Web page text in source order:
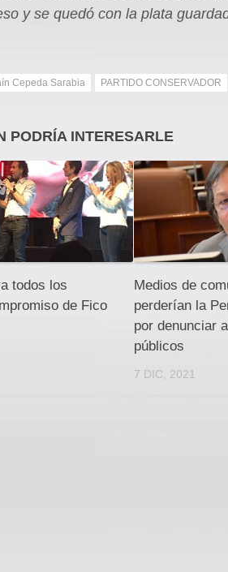
y se quedó con la plata
Cepeda Sarabia PARTIDO CONSERVADOR
PODRÍA INTERESARLE
todos los
de Fico
Medios de
perderían la
por denunciar
públicos
7 DIC, 2021